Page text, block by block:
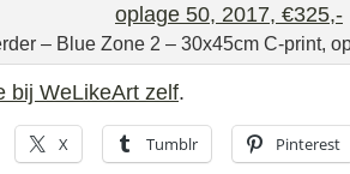
– Blue Zone 2 – 30x45cm C-print,
bij WeLikeArt zelf.
X Tumblr Pinterest